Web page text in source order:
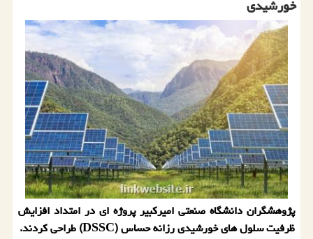
خورشیدی
پژوهشگران دانشگاه صنعتی امیرکبیر پروژه ای در امتداد افزایش
ظرفیت سلول های خورشیدی رزانه حساس (DSSC) طراحی کردند.